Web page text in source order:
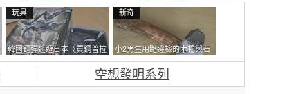
玩具
韓國鋼彈迷遊日本《買鋼普拉
塞不進行李箱》網友們集思廣
新奇
小2男生用路邊撿的木棍與石
頭做成了《石斧》馬麻打開書
包嚇一跳怎麼會有這種東
西！？
空想發明系列